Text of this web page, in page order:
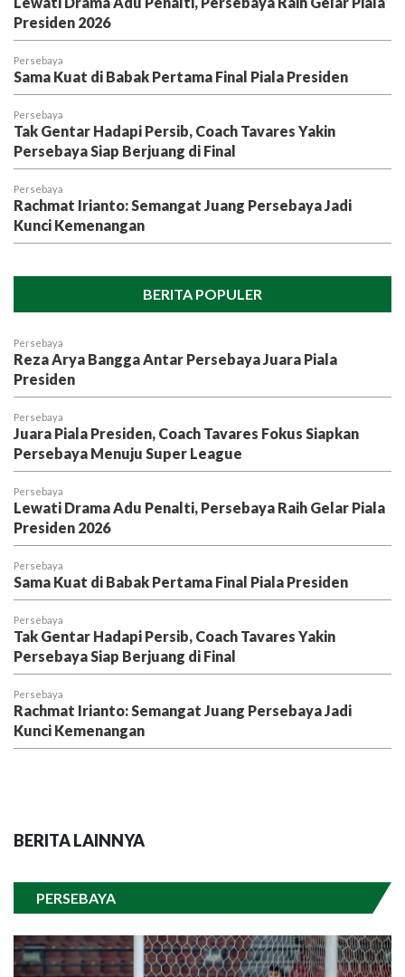
Presiden 2026
Persebaya
Sama Kuat di Babak Pertama Final Piala Presiden
Persebaya
Tak Gentar Hadapi Persib, Coach Tavares Yakin
Persebaya Siap Berjuang di Final
Persebaya
Rachmat Irianto: Semangat Juang Persebaya Jadi
Kunci Kemenangan
BERITA POPULER
Persebaya
Reza Arya Bangga Antar Persebaya Juara Piala
Presiden
Persebaya
Juara Piala Presiden, Coach Tavares Fokus Siapkan
Persebaya Menuju Super League
Persebaya
Lewati Drama Adu Penalti, Persebaya Raih Gelar Piala
Presiden 2026
Persebaya
Sama Kuat di Babak Pertama Final Piala Presiden
Persebaya
Tak Gentar Hadapi Persib, Coach Tavares Yakin
Persebaya Siap Berjuang di Final
Persebaya
Rachmat Irianto: Semangat Juang Persebaya Jadi
Kunci Kemenangan
BERITA LAINNYA
PERSEBAYA